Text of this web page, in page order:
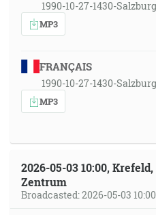
1990-10-27-1430-Salzburg
MP3
FRANÇAIS
1990-10-27-1430-Salzburg
MP3
2026-05-03 10:00,
Zentrum
Broadcasted: 2026-05-03 10:00